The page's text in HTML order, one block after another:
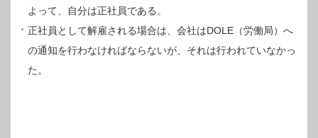
よって、自分は正社員である。
正社員として解雇される場合は、会社はDOLE（労働局）へ
の通知を行わなければならないが、それは行われていなかっ
た。